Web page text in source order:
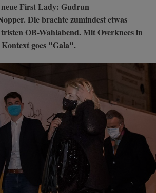
First Lady: Gudrun
Die brachte zumindest etwas
OB-Wahlabend. Mit Overknees in
goes "Gala".